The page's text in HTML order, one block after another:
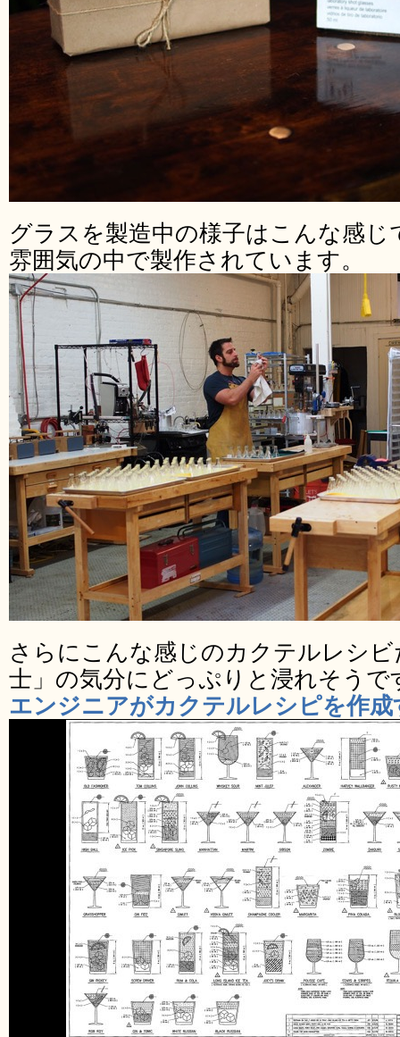
グラスを製造中の様子はこんな感
雰囲気の中で製作されています。
さらにこんな感じのカクテルレシ
士」の気分にどっぷりと浸れそうで
エンジニアがカクテルレシピを作